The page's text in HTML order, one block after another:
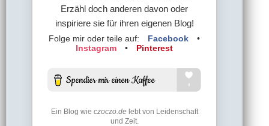
Erzähl doch anderen davon oder
inspiriere sie für ihren eigenen Blog!
Folge mir oder teile auf: Facebook
•
Instagram
• Pinterest
Ein Blog wie czoczo.delebt von Leidenschaft
und Zeit.